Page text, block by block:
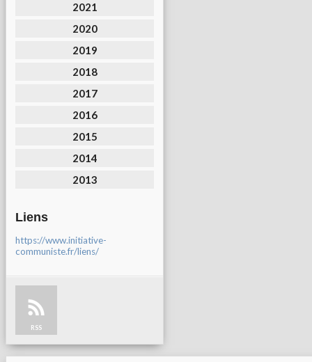
2021
2020
2019
2018
2017
2016
2015
2014
2013
Liens
https://www.initiative-
communiste.fr/liens/
RSS